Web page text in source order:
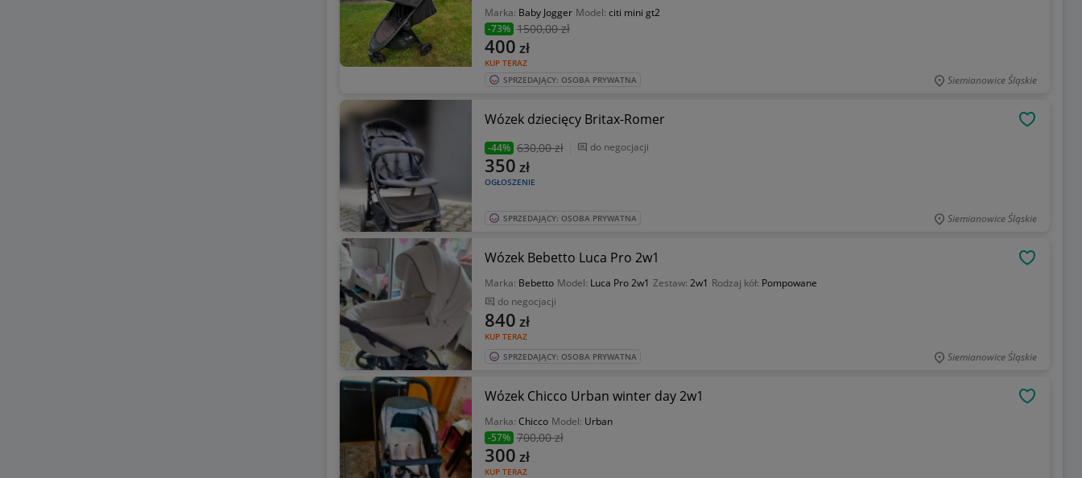
Marka: Baby Jogger Model: citi mini gt2
-73% 1500,00 zł
KUP TERAZ
400 zł
SPRZEDAJĄCY: OSOBA PRYWATNA Siemianowice Śląskie
Wózek dziecięcy Britax-Romer
-44% 630,00 zł do negocjacji
OGŁOSZENIE
350 zł
SPRZEDAJĄCY: OSOBA PRYWATNA Siemianowice Śląskie
Wózek Bebetto Luca Pro 2w1
Marka: Bebetto Model: Luca Pro 2w1 Zestaw: 2w1 Rodzaj kół: Pompowane
do negocjacji
KUP TERAZ
840 zł
SPRZEDAJĄCY: OSOBA PRYWATNA Siemianowice Śląskie
Wózek Chicco Urban winter day 2w1
Marka: Chicco Model: Urban
-57% 700,00 zł
KUP TERAZ
300 zł